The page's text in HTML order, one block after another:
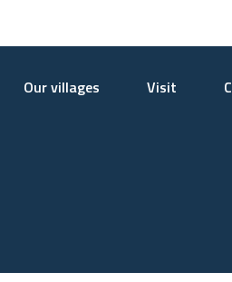
Our villages Visit